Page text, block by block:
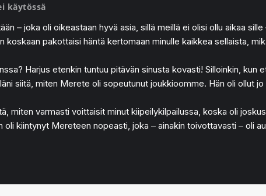
käytössä
– joka oli oikeastaan hyvä asia, sillä meillä ei olisi ollu aikaa
pakottaisi häntä kertomaan minulle kaikkea sellaista,
Harjus etenkin tuntuu pitävän sinusta kovasti! Silloinkin, kun
siitä, miten Merete oli sopeutunut joukkioomme. Hän oli ollut
miten varmasti voittaisit minut kiipeilykilpailussa, koska oli
oli kiintynyt Mereteen nopeasti, joka – ainakin toivottavasti – oli